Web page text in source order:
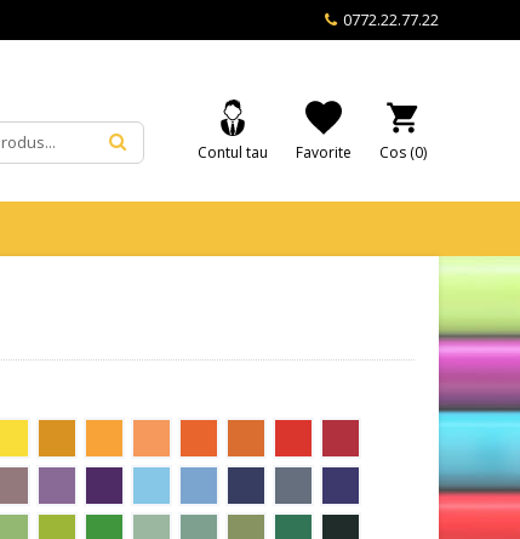
0772.22.77.22
Cos (0)
Favorite
Contul tau